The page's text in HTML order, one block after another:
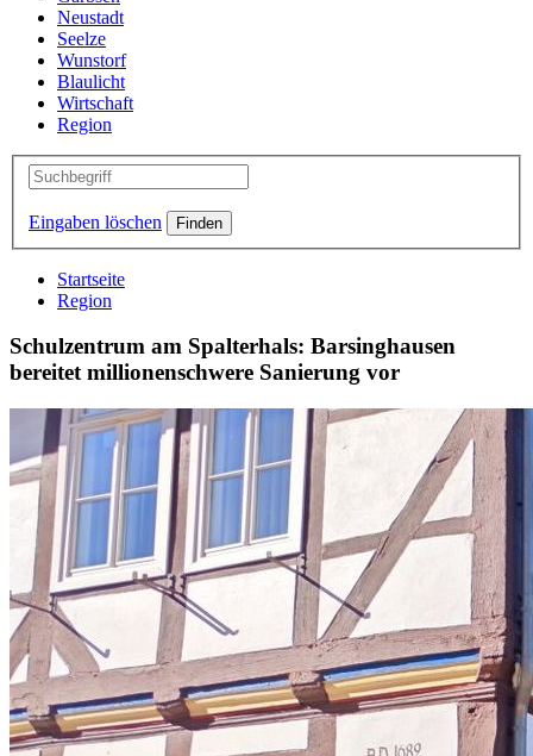
Neustadt
Seelze
Wunstorf
Blaulicht
Wirtschaft
Region
Eingaben löschen
Startseite
Region
Schulzentrum am Spalterhals: Barsinghausen
bereitet millionenschwere Sanierung vor